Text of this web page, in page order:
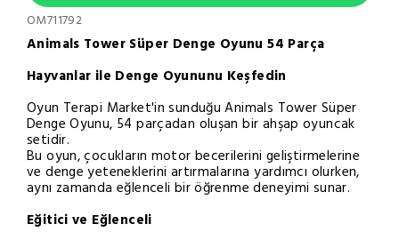
OM711792
Animals Tower Süper Denge Oyunu 54 Parça
Hayvanlar ile Denge Oyununu Keşfedin
Oyun Terapi Market'in sunduğu Animals Tower Süper
Denge Oyunu, 54 parçadan oluşan bir ahşap oyuncak
setidir.
Bu oyun, çocukların motor becerilerini geliştirmelerine
ve denge yeteneklerini artırmalarına yardımcı olurken,
aynı zamanda eğlenceli bir öğrenme deneyimi sunar.
Eğitici ve Eğlenceli